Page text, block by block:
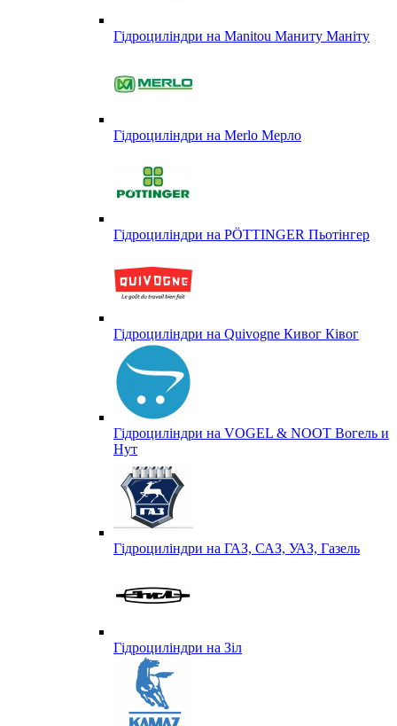
Гідроциліндри на Manitou Маниту Маніту
Гідроциліндри на Merlo Мерло
Гідроциліндри на PÖTTINGER Пьотінгер
Гідроциліндри на Quivogne Кивог Ківог
Гідроциліндри на VOGEL & NOOT Вогель и
Нут
Гідроциліндри на ГАЗ, САЗ, УАЗ, Газель
Гідроциліндри на Зіл